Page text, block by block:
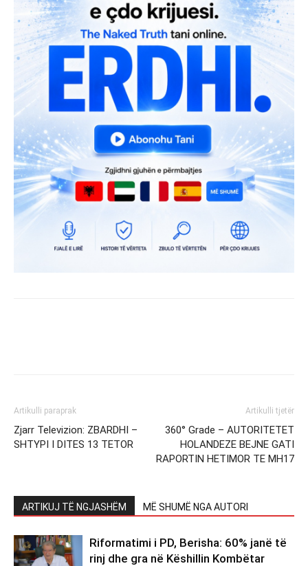
Artikulli paraprak
Zjarr Televizion: ZBARDHI –
SHTYPI I DITES 13 TETOR
Artikulli tjetër
360° Grade – AUTORITETET
HOLANDEZE BEJNE GATI
RAPORTIN HETIMOR TE MH17
ARTIKUJ TË NGJASHËM MË SHUMË NGA AUTORI
Riformatimi i PD, Berisha: 60% janë të
rinj dhe gra në Këshillin Kombëtar